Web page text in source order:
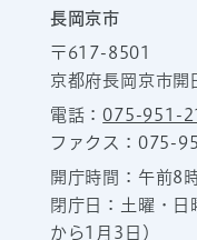
長岡京市
〒617-8501
京都府長岡京市
電話：075-951-
ファクス：075-
開庁時間：午前8
閉庁日：土曜・
から1月3日）